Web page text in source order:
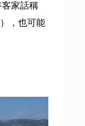
家話稱
），也可能